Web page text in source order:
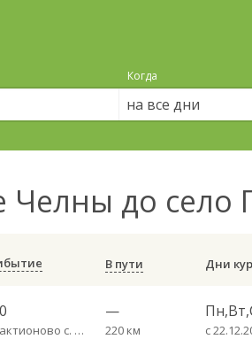
Когда
на все дни
до село
В пути
Галактионово с. пов.
—
220 км с